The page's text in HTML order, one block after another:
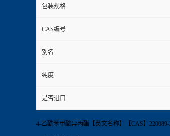
包装规格
CAS编号
别名
纯度
是否进口
4-乙酰苯甲酸异丙酯【英文名称】【CAS】